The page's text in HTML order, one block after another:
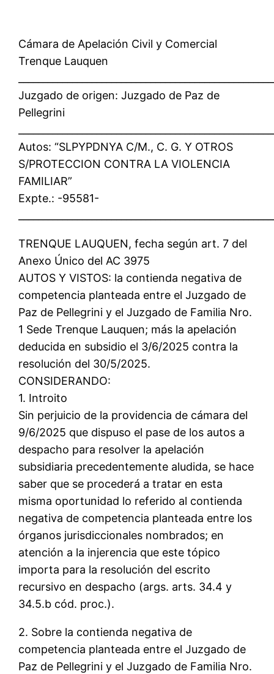
Cámara de Apelación Civil y Comercial
Trenque Lauquen
Juzgado de origen: Juzgado de Paz de
Pellegrini
Autos: “SLPYPDNYA C/M., C. G. Y OTROS
S/PROTECCION CONTRA LA VIOLENCIA
FAMILIAR”
Expte.: -95581-
TRENQUE LAUQUEN, fecha según art. 7 del
Anexo Único del AC 3975
AUTOS Y VISTOS: la contienda negativa de
competencia planteada entre el Juzgado de
Paz de Pellegrini y el Juzgado de Familia Nro.
1 Sede Trenque Lauquen; más la apelación
deducida en subsidio el 3/6/2025 contra la
resolución del 30/5/2025.
CONSIDERANDO:
1. Introito
Sin perjuicio de la providencia de cámara del
9/6/2025 que dispuso el pase de los autos a
despacho para resolver la apelación
subsidiaria precedentemente aludida, se hace
saber que se procederá a tratar en esta
misma oportunidad lo referido al contienda
negativa de competencia planteada entre los
órganos jurisdiccionales nombrados; en
atención a la injerencia que este tópico
importa para la resolución del escrito
recursivo en despacho (args. arts. 34.4 y
34.5.b cód. proc.).
2. Sobre la contienda negativa de
competencia planteada entre el Juzgado de
Paz de Pellegrini y el Juzgado de Familia Nro.